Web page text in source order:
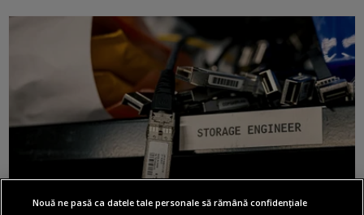
Nouă ne pasă ca datele tale personale să rămână confidențiale